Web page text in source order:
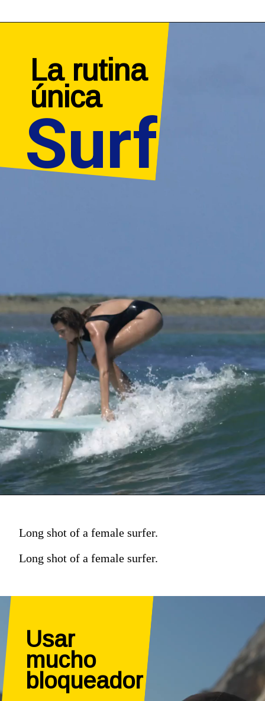
La rutina
única
Surf
Long shot of a female surfer.
Long shot of a female surfer.
Usar
mucho
bloqueador